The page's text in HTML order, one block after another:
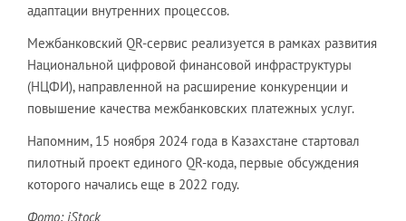
адаптации внутренних процессов.
Межбанковский QR-сервис реализуется в рамках развития
Национальной цифровой финансовой инфраструктуры
(НЦФИ), направленной на расширение конкуренции и
повышение качества межбанковских платежных услуг.
Напомним, 15 ноября 2024 года в Казахстане стартовал
пилотный проект единого QR-кода, первые обсуждения
которого начались еще в 2022 году.
Фото: iStock